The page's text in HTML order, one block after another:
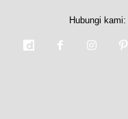
Hubungi kami: